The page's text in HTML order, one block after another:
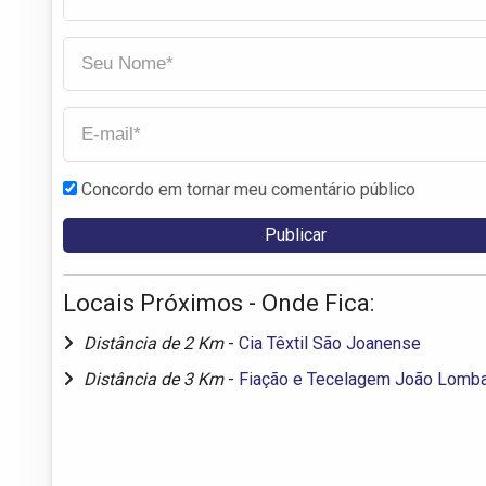
Concordo em tornar meu comentário público
Locais Próximos - Onde Fica:
Distância de 2 Km - Cia Têxtil São Joanense
Distância de 3 Km - Fiação e Tecelagem João